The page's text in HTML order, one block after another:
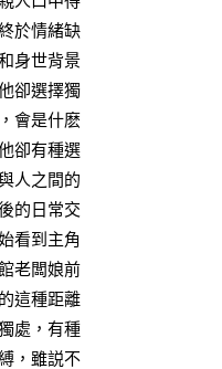
於情緒缺
身世背景
卻選擇獨
會是什麽
卻有種選
人之間的
的日常交
看到主角
老闆娘前
這種距離
處，有種
，雖説不